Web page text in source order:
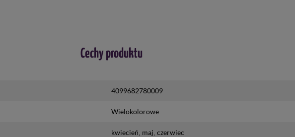
Cechy produktu
4099682780009
Wielokolorowe
kwiecień maj czerwiec